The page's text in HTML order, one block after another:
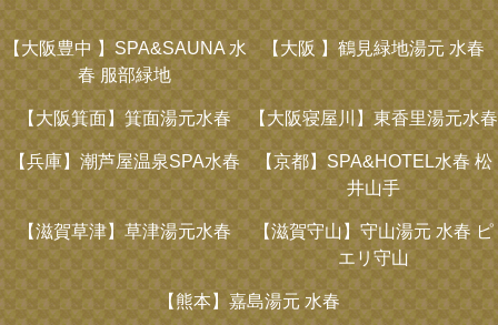
【大阪豊中 】SPA&SAUNA 水
春 服部緑地
【大阪 】鶴見緑地湯元 水春
【大阪箕面】箕面湯元水春 【大阪寝屋川】 東香里湯元水春
【兵庫】潮芦屋温泉SPA水春 【京都】SPA&HOTEL水春 松
井山手
【滋賀草津】草津湯元水春 【滋賀守山】守山湯元 水春 ピ
エリ守山
【熊本】嘉島湯元 水春